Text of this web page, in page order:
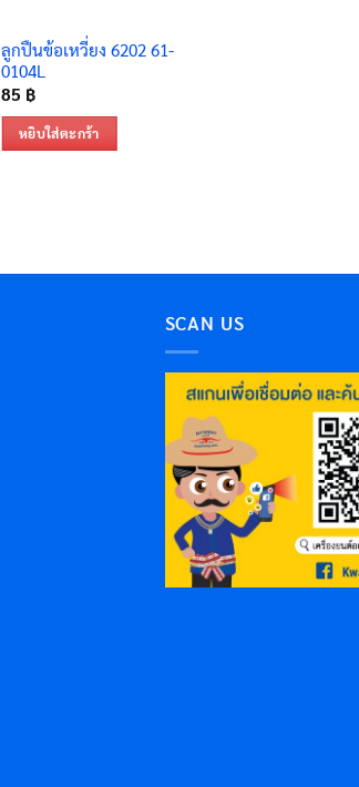
ลูกปืนข้อเหวี่ยง 6202 61-
0104L
85 ฿
หยิบใส่ตะกร้า
SCAN US